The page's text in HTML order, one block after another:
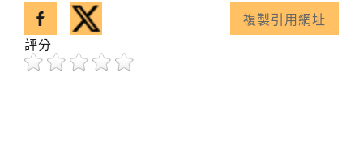
分享至facebook
分享至twitter
複製引用網址
已複製引用網址！
評分